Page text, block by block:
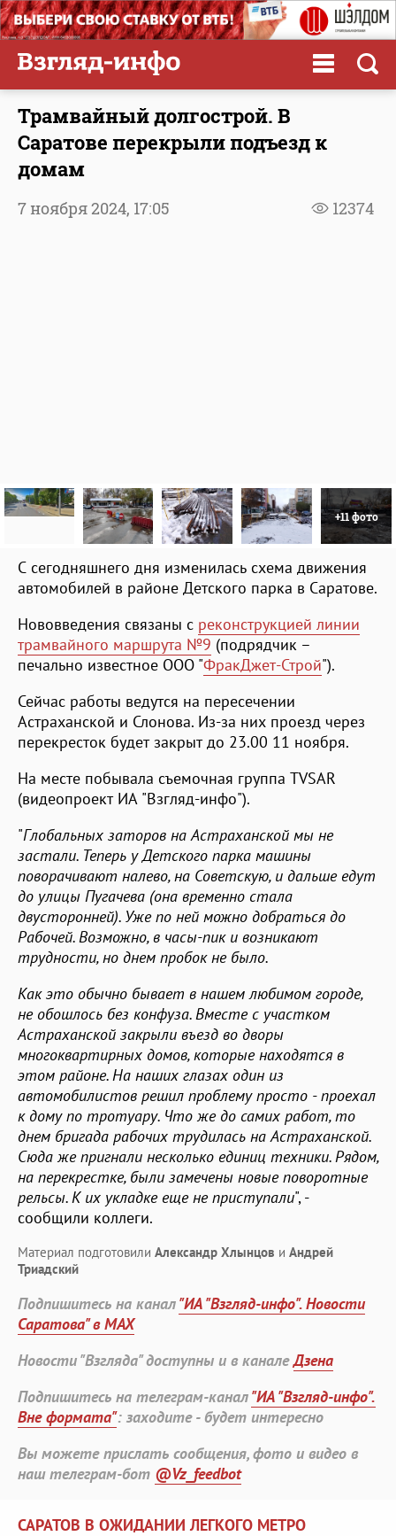
Трамвайный долгострой. В
Саратове перекрыли подъезд к
домам
12374
7 ноября 2024, 17:05
+11 фото
С сегодняшнего дня изменилась схема движения
автомобилей в районе Детского парка в Саратове.
Нововведения связаны с реконструкцией линии
трамвайного маршрута №9 (подрядчик –
печально известное ООО "ФракДжет-Строй").
Сейчас работы ведутся на пересечении
Астраханской и Слонова. Из-за них проезд через
перекресток будет закрыт до 23.00 11 ноября.
На месте побывала съемочная группа TVSAR
(видеопроект ИА "Взгляд-инфо").
"Глобальных заторов на Астраханской мы не
застали. Теперь у Детского парка машины
поворачивают налево, на Советскую, и дальше едут
до улицы Пугачева (она временно стала
двусторонней). Уже по ней можно добраться до
Рабочей. Возможно, в часы-пик и возникают
трудности, но днем пробок не было.
Как это обычно бывает в нашем любимом городе,
не обошлось без конфуза. Вместе с участком
Астраханской закрыли въезд во дворы
многоквартирных домов, которые находятся в
этом районе. На наших глазах один из
автомобилистов решил проблему просто - проехал
к дому по тротуару. Что же до самих работ, то
днем бригада рабочих трудилась на Астраханской.
Сюда же пригнали несколько единиц техники. Рядом,
на перекрестке, были замечены новые поворотные
рельсы. К их укладке еще не приступали", -
сообщили коллеги.
Материал подготовили Александр Хлынцов и Андрей
Триадский
Подпишитесь на канал"ИА "Взгляд-инфо". Новости
Саратова" в MAX
Новости "Взгляда" доступны и в каналеДзена
Подпишитесь на телеграм-канал"ИА "Взгляд-инфо".
Вне формата": заходите - будет интересно
Вы можете прислать сообщения, фото и видео в
наш телеграм-бот @Vz_feedbot
САРАТОВ В ОЖИДАНИИ ЛЕГКОГО МЕТРО